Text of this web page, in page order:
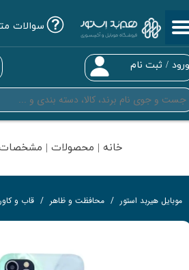
/ ثبت نام
حساب کاربری من
تغییر گذر واژه
سفارشات
خروج از حساب کاربری
سوالات
خانه | محصولات |
موبایل هیربد استور محافظت و ظاهر قاب و